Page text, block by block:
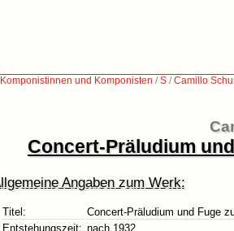
Komponistinnen und Komponisten /S /Camillo
Concert-Präludium
Angaben zum Werk:
Titel:
Concert-Präludium und Fuge
Entstehungszeit: nach 1932